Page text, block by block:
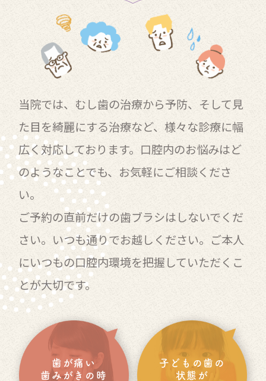
当院では、むし歯の治療から予防、そして見
た目を綺麗にする治療など、様々な診療に幅
広く対応しております。口腔内のお悩みはど
のようなことでも、お気軽にご相談くださ
い。
ご予約の直前だけの歯ブラシはしないでくだ
さい。いつも通りでお越しください。ご本人
にいつもの口腔内環境を把握していただくこ
とが大切です。
歯が痛い
歯みがきの時
子どもの歯の
状態が